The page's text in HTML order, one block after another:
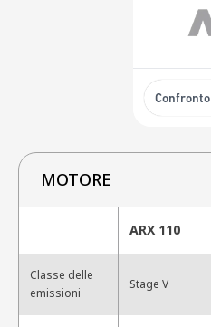
Confronto
MOTORE
ARX 110
Classe delle
emissioni
Stage V